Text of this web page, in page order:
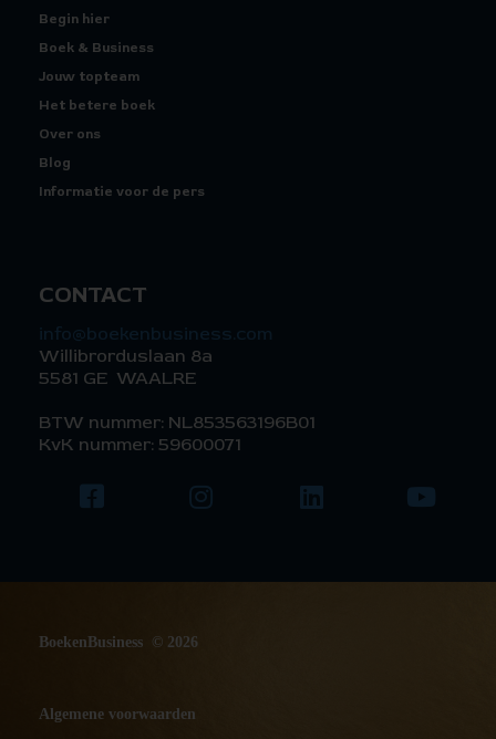
Begin hier
Boek & Business
Jouw topteam
Het betere boek
Over ons
Blog
Informatie voor de pers
CONTACT
info@boekenbusiness.com
Willibrorduslaan 8a
5581 GE WAALRE
BTW nummer: NL853563196B01
KvK nummer: 59600071
BoekenBusiness © 2026
Algemene voorwaarden